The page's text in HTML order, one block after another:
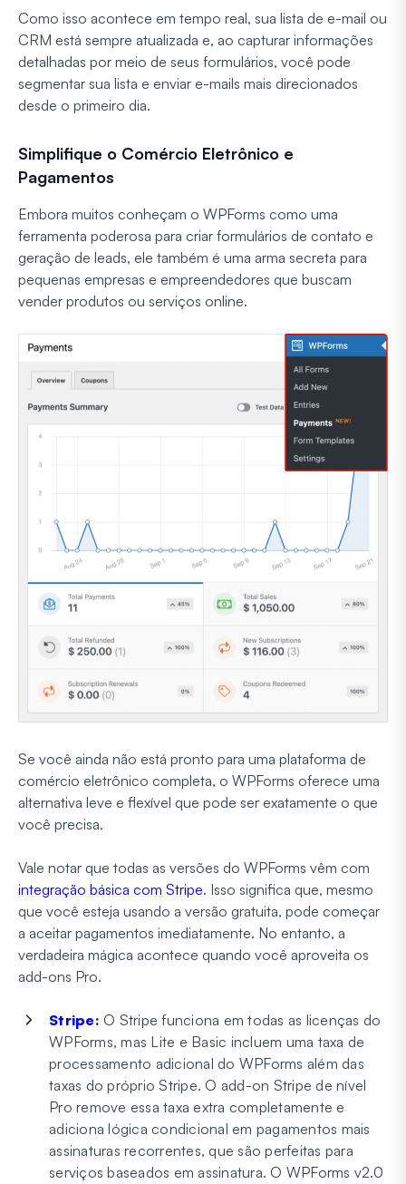
Como isso acontece em tempo real, sua lista de e-mail ou
CRM está sempre atualizada e, ao capturar informações
detalhadas por meio de seus formulários, você pode
segmentar sua lista e enviar e-mails mais direcionados
desde o primeiro dia.
Simplifique o Comércio Eletrônico e
Pagamentos
Embora muitos conheçam o WPForms como uma
ferramenta poderosa para criar formulários de contato e
geração de leads, ele também é uma arma secreta para
pequenas empresas e empreendedores que buscam
vender produtos ou serviços online.
Se você ainda não está pronto para uma plataforma de
comércio eletrônico completa, o WPForms oferece uma
alternativa leve e flexível que pode ser exatamente o que
você precisa.
Vale notar que todas as versões do WPForms vêm com
integração básica com Stripe. Isso significa que, mesmo
que você esteja usando a versão gratuita, pode começar
a aceitar pagamentos imediatamente. No entanto, a
verdadeira mágica acontece quando você aproveita os
add-ons Pro.
Stripe: O Stripe funciona em todas as licenças do
WPForms, mas Lite e Basic incluem uma taxa de
processamento adicional do WPForms além das
taxas do próprio Stripe. O add-on Stripe de nível
Pro remove essa taxa extra completamente e
adiciona lógica condicional em pagamentos mais
assinaturas recorrentes, que são perfeitas para
serviços baseados em assinatura. O WPForms v2.0